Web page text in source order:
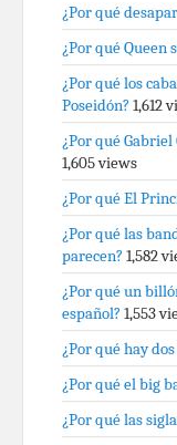
¿Por qué
¿Por qué Queen
¿Por qué los
Poseidón? 1,612
¿Por qué
1,605 views
¿Por qué El
¿Por qué las
parecen? 1,582
¿Por qué un
español? 1,553
¿Por qué hay
¿Por qué el big
¿Por qué las